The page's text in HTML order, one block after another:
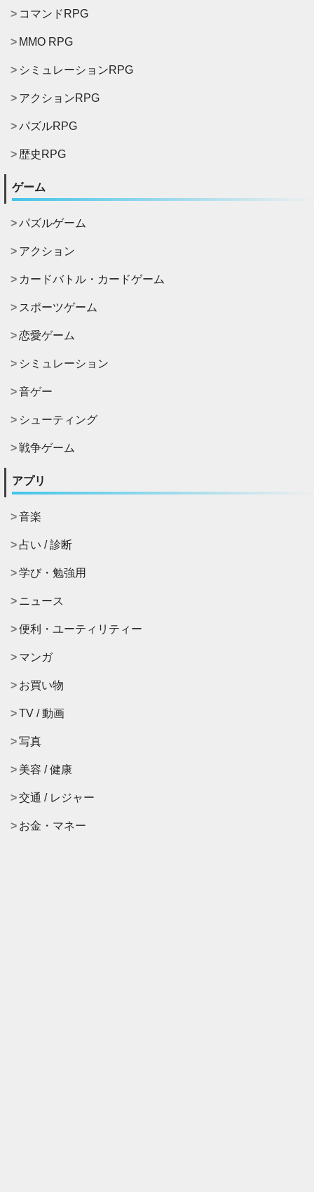
コマンドRPG
MMO RPG
シミュレーションRPG
アクションRPG
パズルRPG
歴史RPG
ゲーム
パズルゲーム
アクション
カードバトル・カードゲーム
スポーツゲーム
恋愛ゲーム
シミュレーション
音ゲー
シューティング
戦争ゲーム
アプリ
音楽
占い / 診断
学び・勉強用
ニュース
便利・ユーティリティー
マンガ
お買い物
TV / 動画
写真
美容 / 健康
交通 / レジャー
お金・マネー